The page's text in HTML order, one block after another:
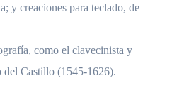
y creaciones para teclado, de
como el clavecinista y
Castillo (1545-1626).